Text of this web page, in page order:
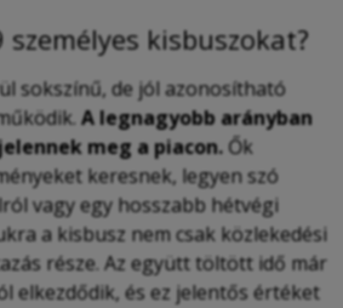
személyes kisbuszokat?
sokszínű, de jól azonosítható
A legnagyobb arányban
meg a piacon.Ők
keresnek, legyen szó
vagy egy hosszabb hétvégi
a kisbusz nem csak közlekedési
része. Az együtt töltött idő már
elkezdődik, és ez jelentős értéket